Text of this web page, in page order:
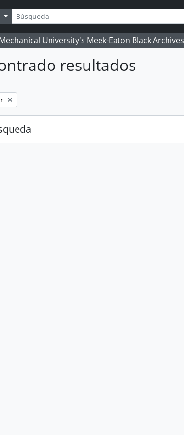
Search options
University's Meek-Eaton Black Archives
resultados